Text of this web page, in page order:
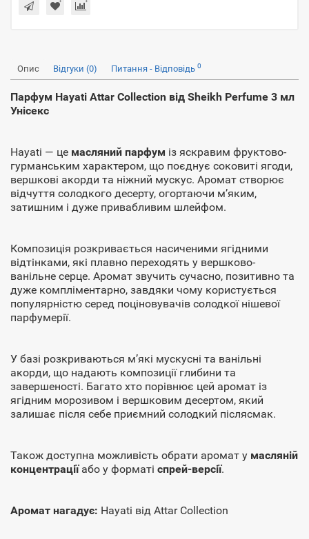
Опис Відгуки (0) Питання - Відповідь 0
Парфум Hayati Attar Collection від Sheikh Perfume 3 мл
Унісекс
Hayati — це масляний парфум із яскравим фруктово-
гурманським характером, що поєднує соковиті ягоди,
вершкові акорди та ніжний мускус. Аромат створює
відчуття солодкого десерту, огортаючи м’яким,
затишним і дуже привабливим шлейфом.
Композиція розкривається насиченими ягідними
відтінками, які плавно переходять у вершково-
ванільне серце. Аромат звучить сучасно, позитивно та
дуже компліментарно, завдяки чому користується
популярністю серед поціновувачів солодкої нішевої
парфумерії.
У базі розкриваються м’які мускусні та ванільні
акорди, що надають композиції глибини та
завершеності. Багато хто порівнює цей аромат із
ягідним морозивом і вершковим десертом, який
залишає після себе приємний солодкий післясмак.
Також доступна можливість обрати аромат у масляній
концентраціїабо у форматі спрей-версії.
Аромат нагадує: Hayati від Attar Collection